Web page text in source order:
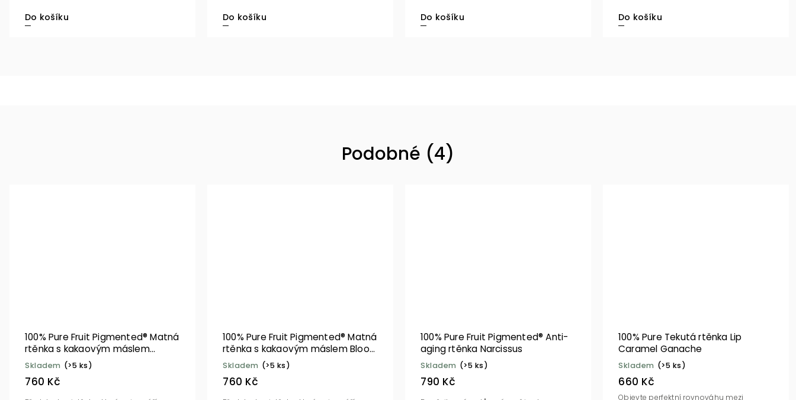
Do košíku Do košíku Do košíku Do košíku
Podobné (4)
100% Pure Fruit Pigmented® Matná
rtěnka s kakaovým máslem
Hyacinthus
Skladem (>5 ks)
760 Kč
100% Pure Fruit Pigmented® Matná
rtěnka s kakaovým máslem Blood
Orange
Skladem (>5 ks)
760 Kč
100% Pure Fruit Pigmented® Anti-
aging rtěnka Narcissus
Skladem (>5 ks)
790 Kč
100% Pure Tekutá rtěnka Lip
Caramel Ganache
Skladem (>5 ks)
660 Kč
Objevte perfektní rovnováhu mezi